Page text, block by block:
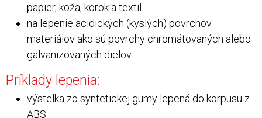
papier, koža, korok a textil
na lepenie acidických (kyslých) povrchov
materiálov ako sú povrchy chromátovaných alebo
galvanizovaných dielov
Príklady lepenia:
výstelka zo syntetickej gumy lepená do korpusu z
ABS